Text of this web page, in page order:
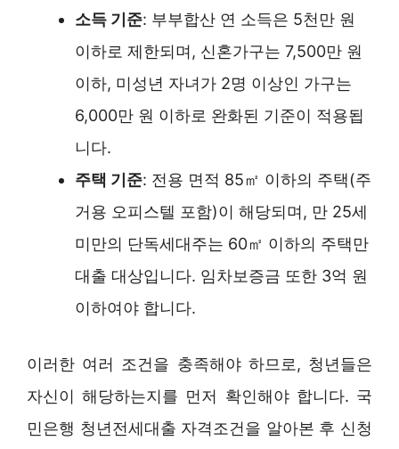
소득 기준: 부부합산 연 소득은 5천만 원
이하로 제한되며, 신혼가구는 7,500만 원
이하, 미성년 자녀가 2명 이상인 가구는
6,000만 원 이하로 완화된 기준이 적용됩
니다.
주택 기준: 전용 면적 85㎡ 이하의 주택(주
거용 오피스텔 포함)이 해당되며, 만 25세
미만의 단독세대주는 60㎡ 이하의 주택만
대출 대상입니다. 임차보증금 또한 3억 원
이하여야 합니다.
이러한 여러 조건을 충족해야 하므로, 청년들은
자신이 해당하는지를 먼저 확인해야 합니다. 국
민은행 청년전세대출 자격조건을 알아본 후 신청